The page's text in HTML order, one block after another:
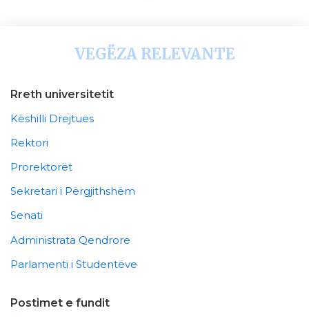
VEGËZA RELEVANTE
Rreth universitetit
Këshilli Drejtues
Rektori
Prorektorët
Sekretari i Përgjithshëm
Senati
Administrata Qendrore
Parlamenti i Studentëve
Postimet e fundit